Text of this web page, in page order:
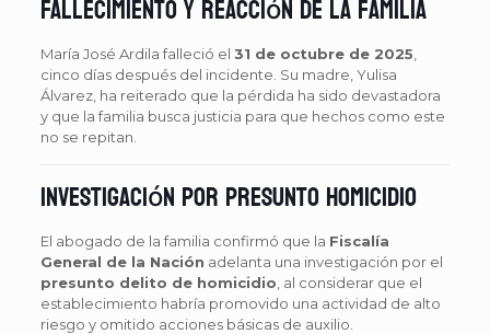
Fallecimiento y reacción de la familia
María José Ardila falleció el 31 de octubre de 2025
cinco días después del incidente. Su madre, Yulisa
Álvarez, ha reiterado que la pérdida ha sido devastadora
y que la familia busca justicia para que hechos como este
no se repitan.
Investigación por presunto homicidio
El abogado de la familia confirmó que la Fiscalía
General de la Nación adelanta una investigación por el
presunto delito de homicidio , al considerar que el
establecimiento habría promovido una actividad de alto
riesgo y omitido acciones básicas de auxilio.